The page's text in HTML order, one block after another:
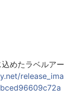
めたラベルアー
release_ima